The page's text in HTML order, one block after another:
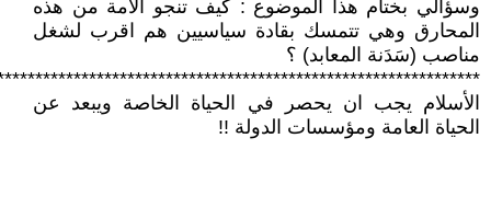
وسؤالي بختام هذا الموضوع : كيف تنجو الأمة من هذه
المحارق وهي تتمسك بقادة سياسيين هم اقرب لشغل
مناصب (سَدَنة المعابد) ؟
الأسلام يجب ان يحصر في الحياة الخاصة ويبعد عن
الحياة العامة ومؤسسات الدولة !!